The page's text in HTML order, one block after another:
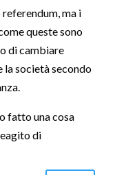
ma i
queste sono
di cambiare
la società secondo
fatto una cosa
di